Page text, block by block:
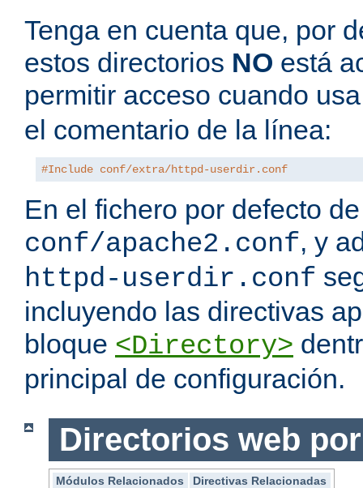
Tenga en cuenta que, por
estos directorios NO está
permitir acceso cuando
el comentario de la línea:
#Include conf/extra/httpd-userdir.conf
En el fichero por defecto
conf/apache2.conf, y
httpd-userdir.conf
incluyendo las directivas
bloque <Directory>
principal de configuración.
Directorios web
Módulos Relacionados
Directivas Relacionadas